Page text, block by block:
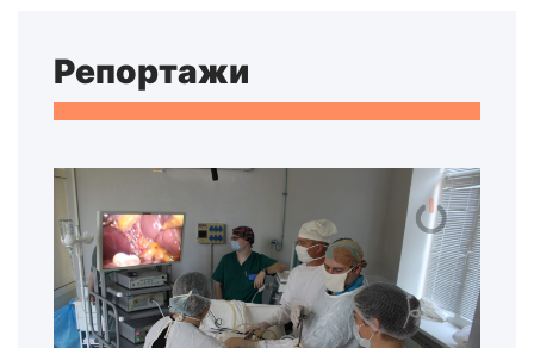
Репортажи